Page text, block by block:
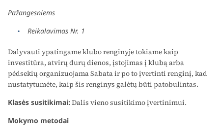
Pažangesniems
Reikalavimas Nr. 1
Dalyvauti ypatingame klubo renginyje tokiame kaip
investitūra, atvirų durų dienos, įstojimas į klubą arba
pėdsekių organizuojama Sabata ir po to įvertinti renginį, kad
nustatytumėte, kaip šis renginys galėtų būti patobulintas.
Klasės susitikimai:Dalis vieno susitikimo įvertinimui.
Mokymo metodai